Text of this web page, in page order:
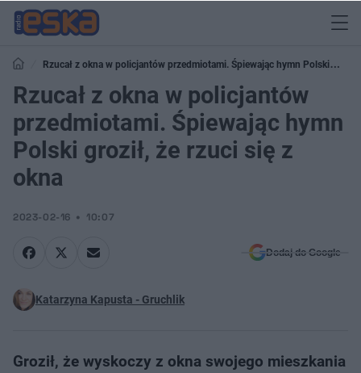
Rzucał z okna w policjantów przedmiotami. Śpiewając hymn Polski
groził, że rzuci się z okna
Rzucał z okna w policjantów
przedmiotami. Śpiewając hymn
Polski groził, że rzuci się z
okna
2023-02-16 10:07
Dodaj do Google
Katarzyna Kapusta - Gruchlik
Groził, że wyskoczy z okna swojego mieszkania